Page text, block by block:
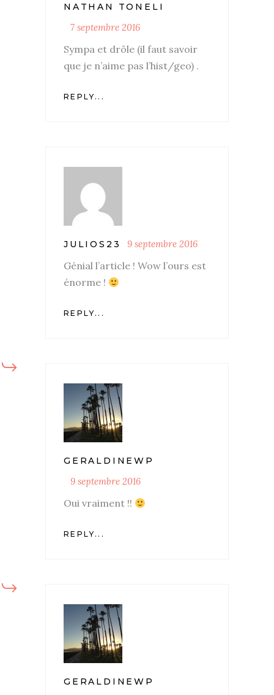
NATHAN TONELI
7 septembre 2016
Sympa et drôle (il faut savoir
que je n’aime pas l’hist/geo) .
REPLY...
JULIOS23 9 septembre 2016
Génial l’article ! Wow l’ours est
énorme !
REPLY...
GERALDINEWP
9 septembre 2016
Oui vraiment !!
REPLY...
GERALDINEWP